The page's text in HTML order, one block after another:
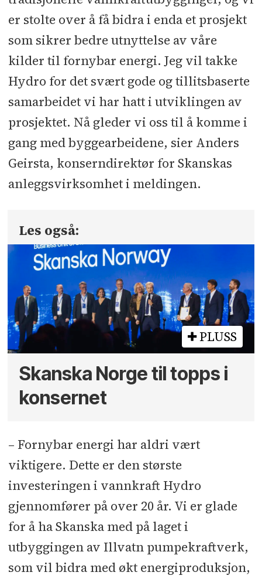
er stolte over å få bidra i enda et prosjekt
som sikrer bedre utnyttelse av våre
kilder til fornybar energi. Jeg vil takke
Hydro for det svært gode og tillitsbaserte
samarbeidet vi har hatt i utviklingen av
prosjektet. Nå gleder vi oss til å komme i
gang med byggearbeidene, sier Anders
Geirsta, konserndirektør for Skanskas
anleggsvirksomhet i meldingen.
Les også:
PLUSS
Skanska Norge til topps i
konsernet
– Fornybar energi har aldri vært
viktigere. Dette er den største
investeringen i vannkraft Hydro
gjennomfører på over 20 år. Vi er glade
for å ha Skanska med på laget i
utbyggingen av Illvatn pumpekraftverk,
som vil bidra med økt energiproduksjon,